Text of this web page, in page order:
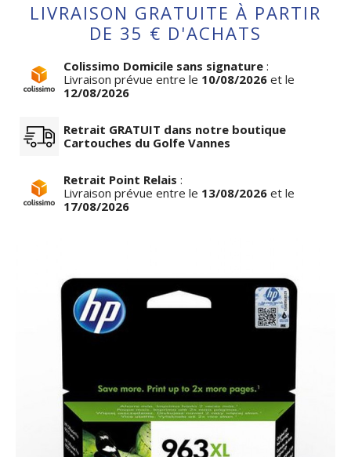
LIVRAISON GRATUITE À PARTIR
DE 35 € D'ACHATS
Colissimo Domicile sans signature :
Livraison prévue entre le 10/08/2026 et le
12/08/2026
Retrait GRATUIT dans notre boutique
Cartouches du Golfe Vannes
Retrait Point Relais :
Livraison prévue entre le 13/08/2026 et le
17/08/2026